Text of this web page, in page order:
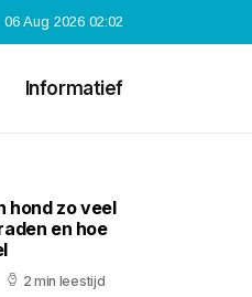
06 Aug 2026 02:02
Informatief
hond zo veel
en hoe
2 min leestijd